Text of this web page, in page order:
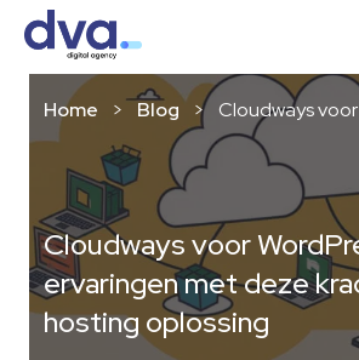
Ga naar de inhoud
Home > Blog > Cloudways voor WordPress: Onze
Cloudways voor
ervaringen met deze
hosting oplossing